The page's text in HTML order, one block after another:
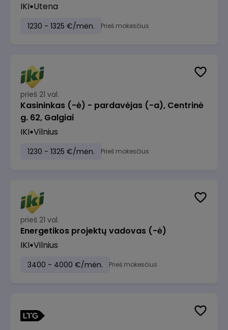
IKI Utena
1230 - 1325 €/mėn. Prieš mokesčius
prieš 21 val.
Kasininkas (-ė) - pardavėjas (-a), Centrinė
g. 62, Galgiai
IKI Vilnius
1230 - 1325 €/mėn. Prieš mokesčius
prieš 21 val.
Energetikos projektų vadovas (-ė)
IKI Vilnius
3400 - 4000 €/mėn. Prieš mokesčius